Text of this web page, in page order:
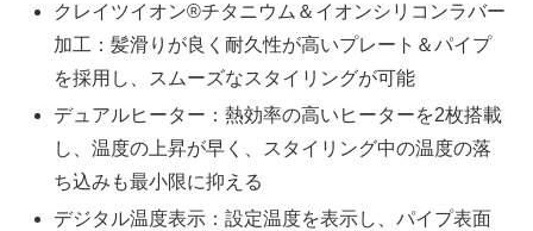
クレイツイオン®チタニウム＆イオンシリコンラバー
加工：髪滑りが良く耐久性が高いプレート＆パイプ
を採用し、スムーズなスタイリングが可能
デュアルヒーター：熱効率の高いヒーターを2枚搭載
し、温度の上昇が早く、スタイリング中の温度の落
ち込みも最小限に抑える
デジタル温度表示：設定温度を表示し、パイプ表面